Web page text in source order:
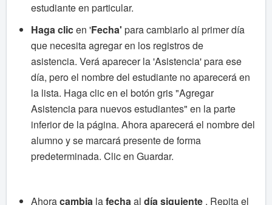
estudiante en particular.
Haga clicen 'Fecha' para cambiarlo al primer día
que necesita agregar en los registros de
asistencia. Verá aparecer la 'Asistencia' para ese
día, pero el nombre del estudiante no aparecerá en
la lista. Haga clic en el botón gris "Agregar
Asistencia para nuevos estudiantes" en la parte
inferior de la página. Ahora aparecerá el nombre del
alumno y se marcará presente de forma
predeterminada. Clic en Guardar.
Ahoracambia lafechaal día siguiente . Repita el